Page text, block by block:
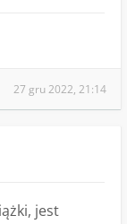
27 gru 2022, 21:14
jest